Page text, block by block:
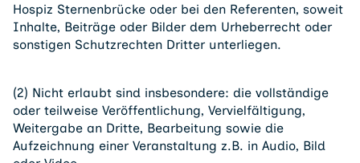
Hospiz Sternenbrücke oder bei den Referenten, soweit
Inhalte, Beiträge oder Bilder dem Urheberrecht oder
sonstigen Schutzrechten Dritter unterliegen.
(2) Nicht erlaubt sind insbesondere: die vollständige
oder teilweise Veröffentlichung, Vervielfältigung,
Weitergabe an Dritte, Bearbeitung sowie die
Aufzeichnung einer Veranstaltung z.B. in Audio, Bild